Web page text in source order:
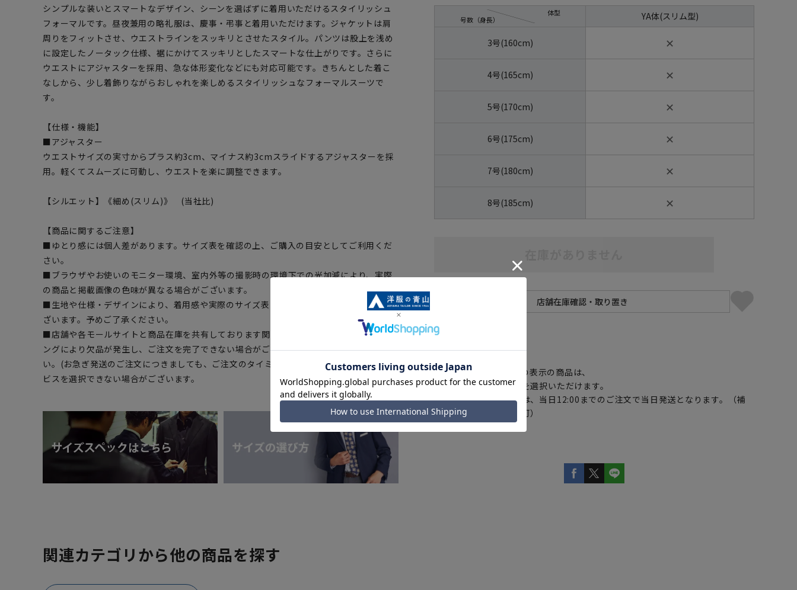
シンプルな装いとスマートなデザイン、シーンを選ばずに着用いただけるスタイリッシュ
フォーマルです。昼夜兼用の略礼服は、慶事・弔事と着用いただけます。ジャケットは肩
周りをフィットさせ、ウエストラインをスッキリとさせたスタイル。パンツは股上を浅め
に設定したノータック仕様、裾にかけてスッキリとしたスマートな仕上がりです。さらに
ウエストにアジャスターを採用、急な体形変化などにも対応可能です。きちんとした着こ
なしから、少し着飾りながらおしゃれを楽しめるスタイリッシュなフォーマルスーツで
す。
【仕様・機能】
■アジャスター
ウエストサイズの実寸からプラス約3cm、マイナス約3cmスライドするアジャスターを採
用。軽くてスムーズに可動し、ウエストを楽に調整できます。
【シルエット】《細め(スリム)》 (当社比)
【商品に関するご注意】
■ゆとり感には個人差があります。サイズ表を確認の上、ご購入の目安としてご利用くだ
さい。
■ブラウザやお使いのモニター環境、室内外等の撮影時の環境下での光加減により、実際
の商品と掲載画像の色味が異なる場合がございます。
■生地や仕様・デザインにより、着用感や実際のサイズ表に若干の誤差が生じる場合がご
ざいます。予めご了承ください。
■店舗や各モールサイトと商品在庫を共有しております関係上、ご注文いただいたタイミ
ングにより欠品が発生し、ご注文を完了できない場合がございます。予めご了承くださ
い。(お急ぎ発送のご注文につきましても、ご注文のタイミングによってはお急ぎ発送サー
ビスを選択できない場合がございます。
号数（身長）
体型 YA体(スリム型)
3号(160cm) ✕
4号(165cm) ✕
5号(170cm) ✕
6号(175cm) ✕
7号(180cm) ✕
8号(185cm) ✕
【 アイコンについて】
の表示の商品は、
注文画面でお急ぎ発送を選択いただけます。
さらにメルマガ会員様は、当日12:00までのご注文で当日発送となります。（補
正商品の場合は対応不可）
詳しくはこちら
関連カテゴリから他の商品を探す